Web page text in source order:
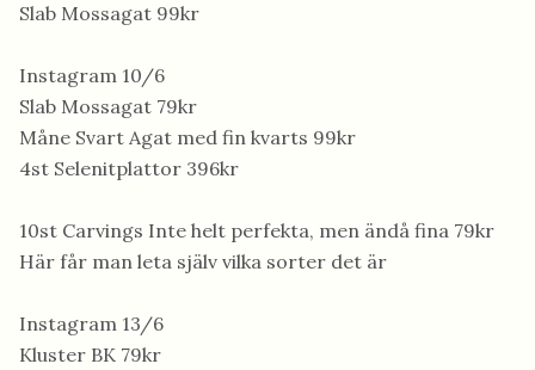
Slab Mossagat 99kr
Instagram 10/6
Slab Mossagat 79kr
Måne Svart Agat med fin kvarts 99kr
4st Selenitplattor 396kr
10st Carvings Inte helt perfekta, men ändå fina 79kr
Här får man leta själv vilka sorter det är
Instagram 13/6
Kluster BK 79kr